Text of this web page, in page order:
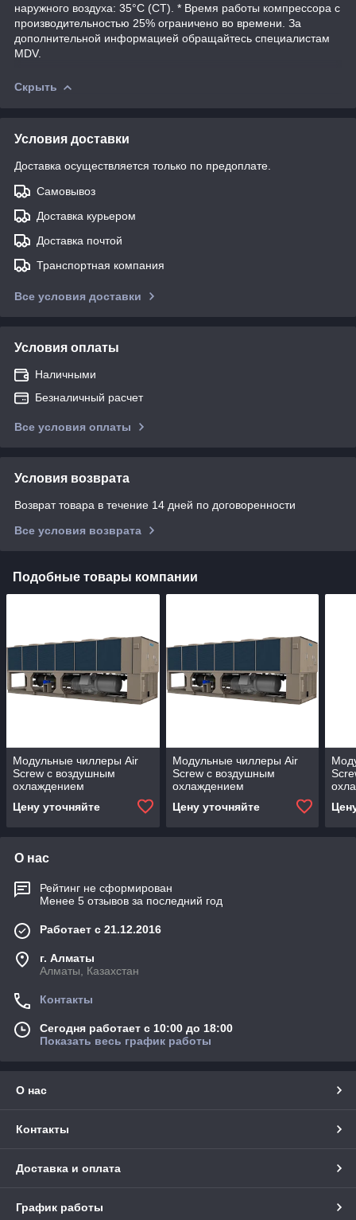
наружного воздуха: 35°С (СТ). * Время работы компрессора с
производительностью 25% ограничено во времени. За
дополнительной информацией обращайтесь специалистам
MDV.
Скрыть
Условия доставки
Доставка осуществляется только по предоплате.
Самовывоз
Доставка курьером
Доставка почтой
Транспортная компания
Все условия доставки
Условия оплаты
Наличными
Безналичный расчет
Все условия оплаты
Условия возврата
Возврат товара в течение 14 дней по договоренности
Все условия возврата
Подобные товары компании
Модульные чиллеры Air
Screw с воздушным
охлаждением
конденсатора c винтовым
компрессором, R134a,
Цену уточняйте
Модульные чиллеры Air
Screw с воздушным
охлаждением
конденсатора c винтовым
компрессором,
Цену уточняйте
О нас
Рейтинг не сформирован
Менее 5 отзывов за последний год
Работает с 21.12.2016
г. Алматы
Алматы, Казахстан
Контакты
Сегодня работает с 10:00 до 18:00
Показать весь график работы
О нас
Контакты
Доставка и оплата
График работы